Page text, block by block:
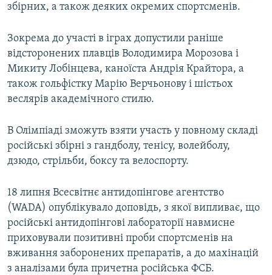
збірних, а також деяких окремих спортсменів.
Зокрема до участі в іграх допустили раніше
відсторонених плавців Володимира Морозова і
Микиту Лобінцева, каноїста Андрія Крайтора, а
також гольфістку Марію Верчьонову і шістьох
веслярів академічного стилю.
В Олімпіаді зможуть взяти участь у повному складі
російські збірні з гандболу, тенісу, волейболу,
дзюдо, стрільби, боксу та велоспорту.
18 липня Всесвітнє антидопінгове агентство
(WADA) опублікувало доповідь, з якої випливає, що
російські антидопінгові лабораторії навмисне
приховували позитивні проби спортсменів на
вживання заборонених препаратів, а до махінацій
з аналізами була причетна російська ФСБ.